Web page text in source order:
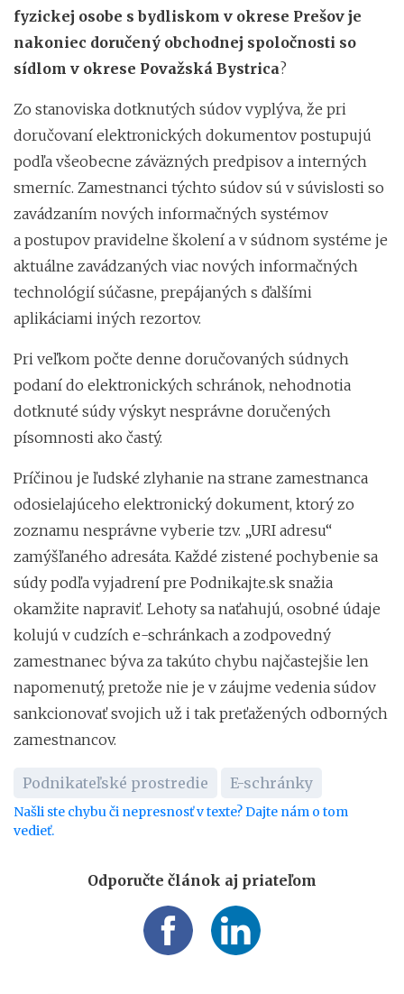
fyzickej osobe s bydliskom v okrese Prešov je
nakoniec doručený obchodnej spoločnosti so
sídlom v okrese Považská Bystrica?
Zo stanoviska dotknutých súdov vyplýva, že pri
doručovaní elektronických dokumentov postupujú
podľa všeobecne záväzných predpisov a interných
smerníc. Zamestnanci týchto súdov sú v súvislosti so
zavádzaním nových informačných systémov
a postupov pravidelne školení a v súdnom systéme je
aktuálne zavádzaných viac nových informačných
technológií súčasne, prepájaných s ďalšími
aplikáciami iných rezortov.
Pri veľkom počte denne doručovaných súdnych
podaní do elektronických schránok, nehodnotia
dotknuté súdy výskyt nesprávne doručených
písomnosti ako častý.
Príčinou je ľudské zlyhanie na strane zamestnanca
odosielajúceho elektronický dokument, ktorý zo
zoznamu nesprávne vyberie tzv. „URI adresu“
zamýšľaného adresáta. Každé zistené pochybenie sa
súdy podľa vyjadrení pre Podnikajte.sk snažia
okamžite napraviť. Lehoty sa naťahujú, osobné údaje
kolujú v cudzích e-schránkach a zodpovedný
zamestnanec býva za takúto chybu najčastejšie len
napomenutý, pretože nie je v záujme vedenia súdov
sankcionovať svojich už i tak preťažených odborných
zamestnancov.
Podnikateľské prostredie E-schránky
Našli ste chybu či nepresnosť v texte? Dajte nám o tom
vedieť.
Odporučte článok aj priateľom